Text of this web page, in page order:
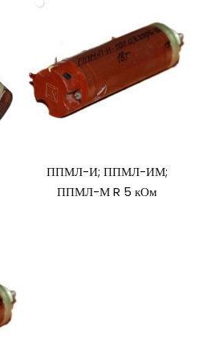
ППМЛ-И; ППМЛ-ИМ;
ППМЛ-М R 5 кОм